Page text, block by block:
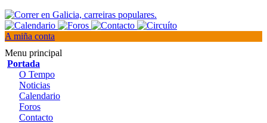
A miña conta
Menu principal
Portada
O Tempo
Noticias
Calendario
Foros
Contacto